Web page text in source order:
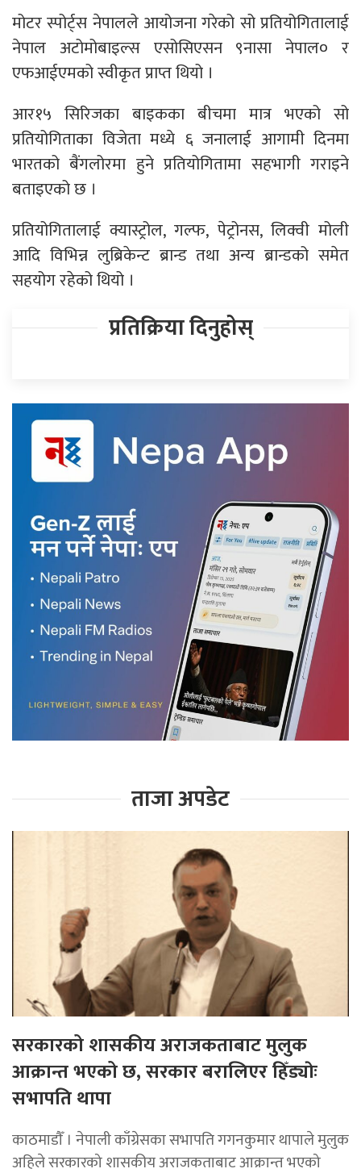
मोटर स्पोर्ट्स नेपालले आयोजना गरेको सो प्रतियोगितालाई
नेपाल अटोमोबाइल्स एसोसिएसन ९नासा नेपाल० र
एफआईएमको स्वीकृत प्राप्त थियो ।
आर१५ सिरिजका बाइकका बीचमा मात्र भएको सो
प्रतियोगिताका विजेता मध्ये ६ जनालाई आगामी दिनमा
भारतको बैंगलोरमा हुने प्रतियोगितामा सहभागी गराइने
बताइएको छ ।
प्रतियोगितालाई क्यास्ट्रोल, गल्फ, पेट्रोनस, लिक्वी मोली
आदि विभिन्न लुब्रिकेन्ट ब्रान्ड तथा अन्य ब्रान्डको समेत
सहयोग रहेको थियो ।
प्रतिक्रिया दिनुहोस्
ताजा अपडेट
सरकारको शासकीय अराजकताबाट मुलुक
आक्रान्त भएको छ, सरकार बरालिएर हिँड्याेः
सभापति थापा
काठमाडाैँ । नेपाली काँग्रेसका सभापति गगनकुमार थापाले मुलुक
अहिले सरकारको शासकीय अराजकताबाट आक्रान्त भएको